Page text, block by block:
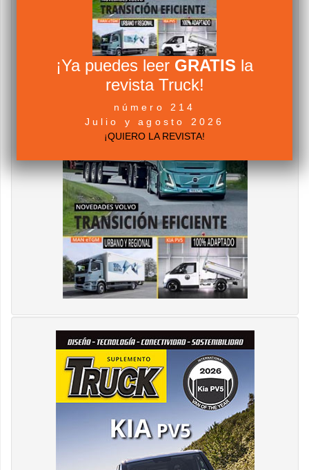
¡Ya puedes leer GRATIS la
revista Truck!
número 214
Julio y agosto 2026
¡QUIERO LA REVISTA!